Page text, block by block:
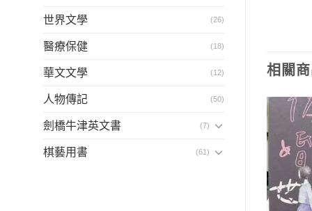
世界文學 (26)
醫療保健 (18)
華文文學 (12)
人物傳記 (50)
劍橋牛津英文書 (7)
棋藝用書 (61)
相關